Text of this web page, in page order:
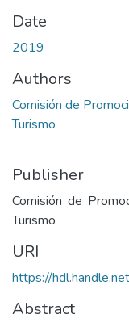
Date
2019
Authors
Comisión de
Turismo
Publisher
Comisión de
Turismo
URI
https://
Abstract